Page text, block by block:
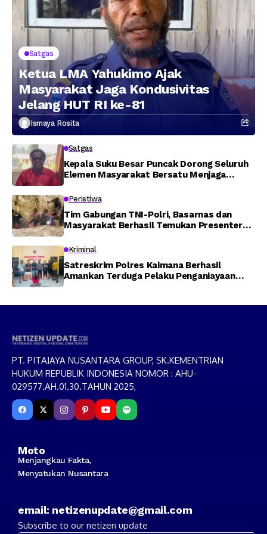
Satgas
Ketua LMA Yahukimo Ajak
Masyarakat Jaga Kondusivitas
Jelang HUT RI ke-81
Ismaya Rosita
Satgas
Kepala Suku Besar Puncak Dorong Seluruh
Elemen Masyarakat Bersatu Menjaga
Peristiwa
Tim Gabungan TNI-Polri, Basarnas dan
Masyarakat Berhasil Temukan Presenter
Memti
Kriminal
Satreskrim Polres Kaimana Berhasil
Amankan Terduga Pelaku Penganiayaan
PT. PITAJAYA NUSANTARA GROUP, SK.KEMENTRIAN
HUKUM REPUBLIK INDONESIA NOMOR : AHU-
029577.AH.01.30.TAHUN 2025,
Moto
Menjangkau Fakta,
Menyatukan Nusantara
email: netizenupdate@gmail.com
Subscribe to our netizen update